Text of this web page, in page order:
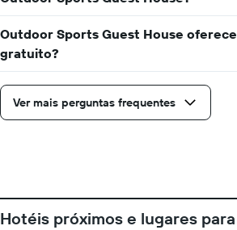
Outdoor Sports Guest House
gratuito?
Ver mais perguntas frequentes
Hotéis próximos e lugares